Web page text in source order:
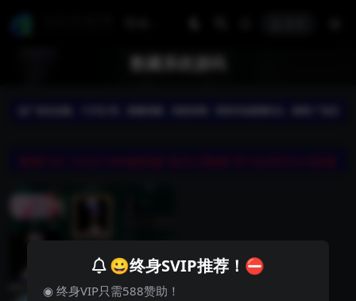
数藏系统源码
😀终身SVIP推荐！⛔
◉ 终身VIP只需588赞助！